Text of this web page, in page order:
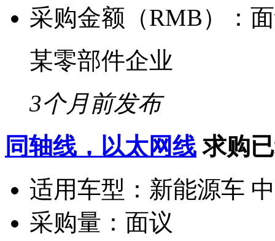
采购金额（RMB）：
某零部件企业
3个月前发布
同轴线，以太网线 求购
适用车型： 新能源车
采购量： 面议